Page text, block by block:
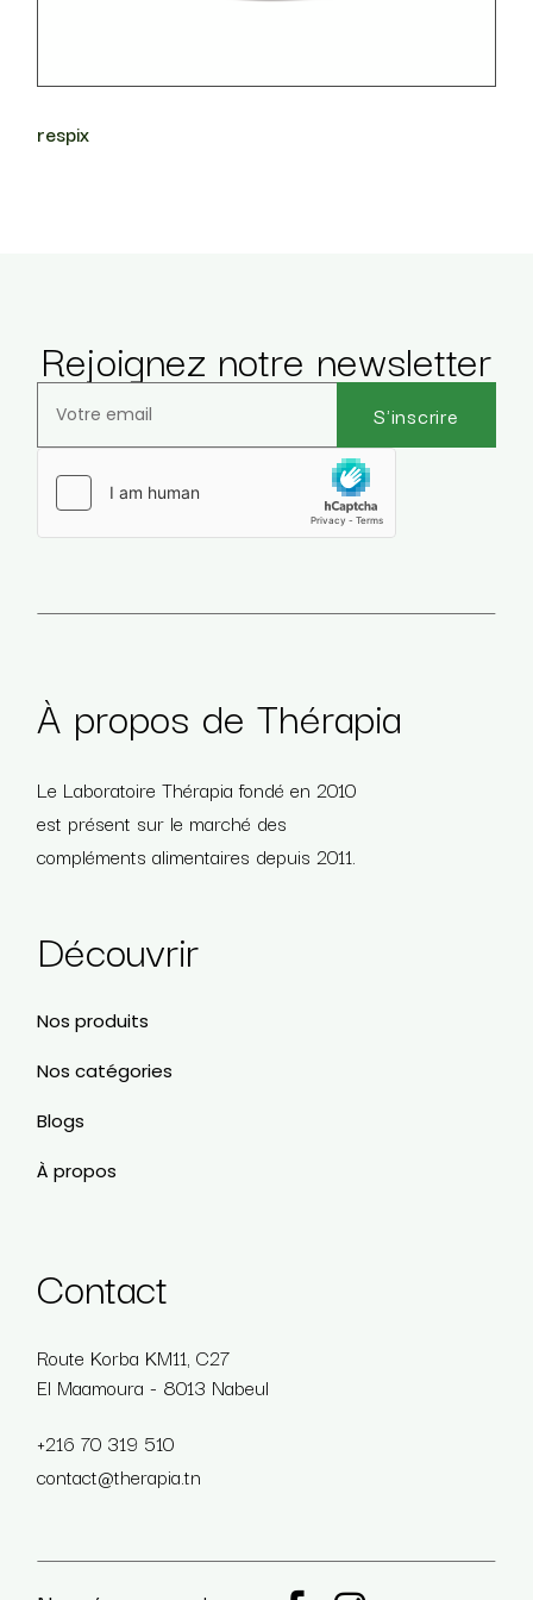
respix
Rejoignez notre newsletter
S'inscrire
À propos de Thérapia
Le Laboratoire Thérapia fondé en 2010
est présent sur le marché des
compléments alimentaires depuis 2011.
Découvrir
Nos produits
Nos catégories
Blogs
À propos
Contact
Route Korba KM11, C27
El Maamoura - 8013 Nabeul
+216 70 319 510
contact@therapia.tn